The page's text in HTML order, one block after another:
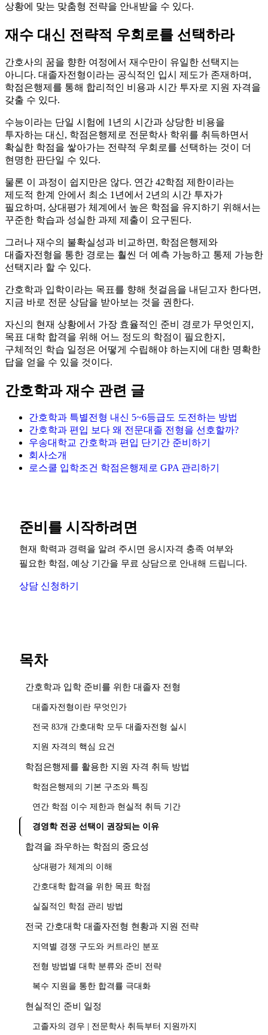
상황에 맞는 맞춤형 전략을 안내받을 수 있다.
재수 대신 전략적 우회로를 선택하라
간호사의 꿈을 향한 여정에서 재수만이 유일한 선택지는
아니다. 대졸자전형이라는 공식적인 입시 제도가 존재하며,
학점은행제를 통해 합리적인 비용과 시간 투자로 지원 자격을
갖출 수 있다.
수능이라는 단일 시험에 1년의 시간과 상당한 비용을
투자하는 대신, 학점은행제로 전문학사 학위를 취득하면서
확실한 학점을 쌓아가는 전략적 우회로를 선택하는 것이 더
현명한 판단일 수 있다.
물론 이 과정이 쉽지만은 않다. 연간 42학점 제한이라는
제도적 한계 안에서 최소 1년에서 2년의 시간 투자가
필요하며, 상대평가 체계에서 높은 학점을 유지하기 위해서는
꾸준한 학습과 성실한 과제 제출이 요구된다.
그러나 재수의 불확실성과 비교하면, 학점은행제와
대졸자전형을 통한 경로는 훨씬 더 예측 가능하고 통제 가능한
선택지라 할 수 있다.
간호학과 입학이라는 목표를 향해 첫걸음을 내딛고자 한다면,
지금 바로 전문 상담을 받아보는 것을 권한다.
자신의 현재 상황에서 가장 효율적인 준비 경로가 무엇인지,
목표 대학 합격을 위해 어느 정도의 학점이 필요한지,
구체적인 학습 일정은 어떻게 수립해야 하는지에 대한 명확한
답을 얻을 수 있을 것이다.
간호학과 재수 관련 글
간호학과 특별전형 내신 5~6등급도 도전하는 방법
간호학과 편입 보다 왜 전문대졸 전형을 선호할까?
우송대학교 간호학과 편입 단기간 준비하기
회사소개
로스쿨 입학조건 학점은행제로 GPA 관리하기
준비를 시작하려면
현재 학력과 경력을 알려 주시면 응시자격 충족 여부와
필요한 학점, 예상 기간을 무료 상담으로 안내해 드립니다.
상담 신청하기
목차
간호학과 입학 준비를 위한 대졸자 전형
대졸자전형이란 무엇인가
전국 83개 간호대학 모두 대졸자전형 실시
지원 자격의 핵심 요건
학점은행제를 활용한 지원 자격 취득 방법
학점은행제의 기본 구조와 특징
연간 학점 이수 제한과 현실적 취득 기간
경영학 전공 선택이 권장되는 이유
합격을 좌우하는 학점의 중요성
상대평가 체계의 이해
간호대학 합격을 위한 목표 학점
실질적인 학점 관리 방법
전국 간호대학 대졸자전형 현황과 지원 전략
지역별 경쟁 구도와 커트라인 분포
전형 방법별 대학 분류와 준비 전략
복수 지원을 통한 합격률 극대화
현실적인 준비 일정
고졸자의 경우 | 전문학사 취득부터 지원까지